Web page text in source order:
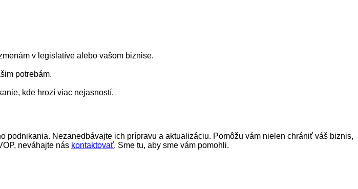
v legislatíve alebo vašom biznise.
potrebám.
kde hrozí viac nejasností.
Nezanedbávajte ich prípravu a aktualizáciu. Pomôžu vám nielen chrániť váš biznis,
neváhajte nás kontaktovať. Sme tu, aby sme vám pomohli.